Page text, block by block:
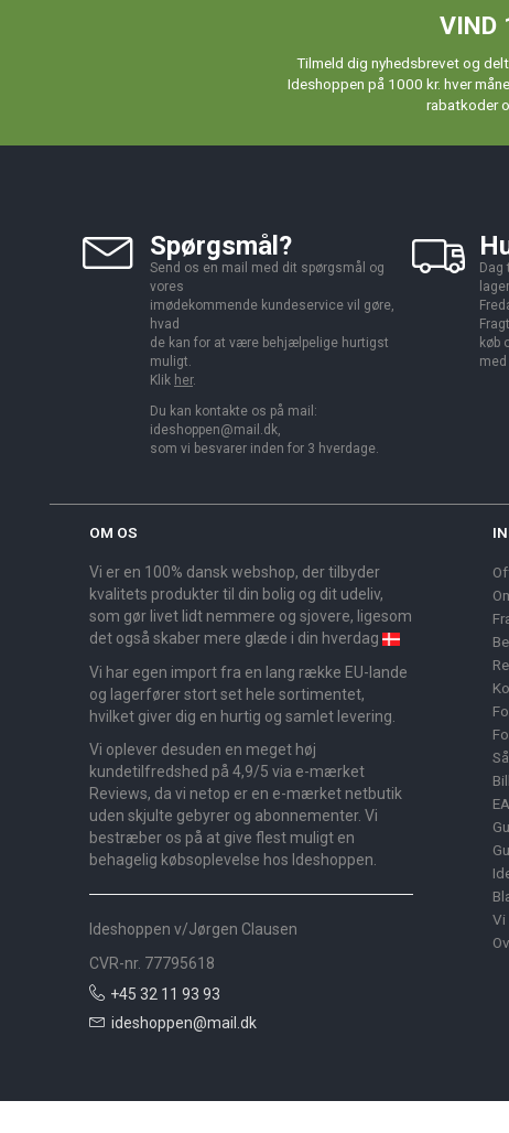
VIND
Tilmeld dig nyhedsbrevet og
Ideshoppen på 1000 kr. hver
rabatkoder
Spørgsmål?
Send os en mail med dit spørgsmål og
vores
imødekommende kundeservice vil gøre,
hvad
de kan for at være behjælpelige hurtigst
muligt.
Klik her.
Du kan kontakte os på mail:
ideshoppen@mail.dk,
som vi besvarer inden for 3 hverdage.
Dag
køb
OM OS
Vi er en 100% dansk webshop, der tilbyder
kvalitets produkter til din bolig og dit udeliv,
som gør livet lidt nemmere og sjovere, ligesom
det også skaber mere glæde i din hverdag
Vi har egen import fra en lang række EU-lande
og lagerfører stort set hele sortimentet,
hvilket giver dig en hurtig og samlet levering.
Vi oplever desuden en meget høj
kundetilfredshed på 4,9/5 via e-mærket
Reviews, da vi netop er en e-mærket netbutik
uden skjulte gebyrer og abonnementer. Vi
bestræber os på at give flest muligt en
behagelig købsoplevelse hos Ideshoppen.
Ideshoppen v/Jørgen Clausen
CVR-nr. 77795618
+45 32 11 93 93
ideshoppen@mail.dk